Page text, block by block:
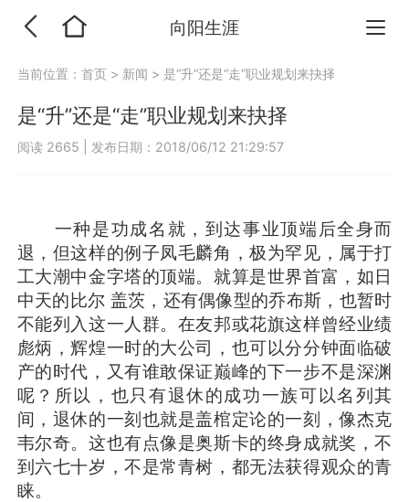
向阳生涯
当前位置：首页 > 新闻 > 是“升”还是“走”职业规划来抉择
是“升”还是“走”职业规划来抉择
阅读 2665 发布日期：2018/06/12 21:29:57
一种是功成名就，到达事业顶端后全身而
退，但这样的例子凤毛麟角，极为罕见，属于打
工大潮中金字塔的顶端。就算是世界首富，如日
中天的比尔 盖茨，还有偶像型的乔布斯，也暂时
不能列入这一人群。在友邦或花旗这样曾经业绩
彪炳，辉煌一时的大公司，也可以分分钟面临破
产的时代，又有谁敢保证巅峰的下一步不是深渊
呢？所以，也只有退休的成功一族可以名列其
间，退休的一刻也就是盖棺定论的一刻，像杰克
韦尔奇。这也有点像是奥斯卡的终身成就奖，不
到六七十岁，不是常青树，都无法获得观众的青
睐。